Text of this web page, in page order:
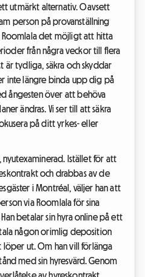
utmärkt alternativ. Oavsett
person på provanställning
det möjligt att hitta
från några veckor till flera
är tydliga, säkra och skyddar
inte längre binda upp dig på
ångesten över att behöva
ändras. Vi ser till att säkra
på ditt yrkes- eller
nyutexaminerad. Istället för att
och drabbas av de
i Montréal, väljer han att
via Roomlala för sina
betalar sin hyra online på ett
någon orimlig deposition
ut. Om han vill förlänga
med sin hyresvärd. Genom